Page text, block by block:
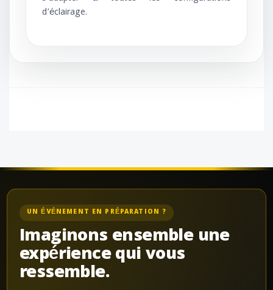
d’éclairage.
UN ÉVÉNEMENT EN PRÉPARATION ?
Imaginons ensemble une
expérience qui vous
ressemble.